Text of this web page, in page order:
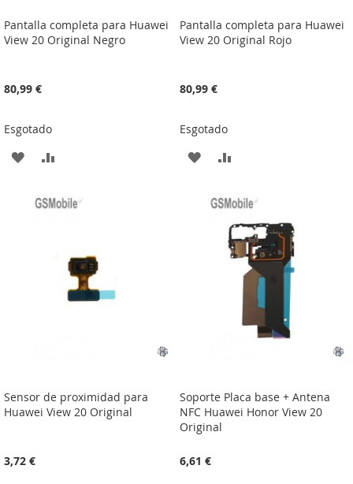
Pantalla completa para Huawei
View 20 Original Negro
80,99 €
Esgotado
ADICIONAR
LISTA
DESEJOS
COMPARAÇÃO
Pantalla completa para Huawei
View 20 Original Rojo
80,99 €
Esgotado
ADICIONAR
LISTA
DESEJOS
ADICIONAR
COMPARAÇÃO
Sensor de proximidad para
Huawei View 20 Original
3,72 €
Soporte Placa base + Antena
NFC Huawei Honor View 20
Original
6,61 €